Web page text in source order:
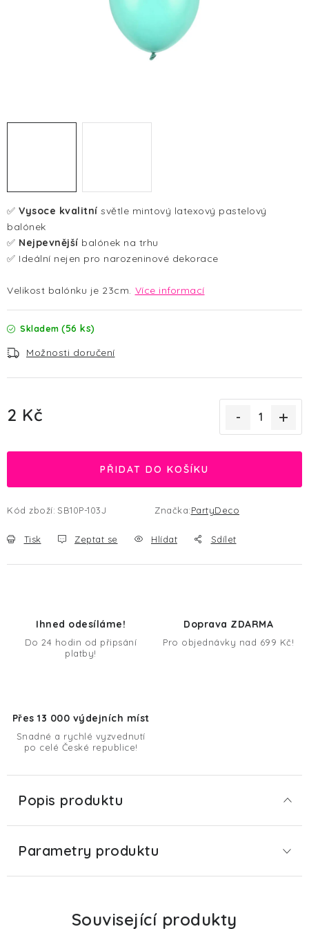
✅ Vysoce kvalitní světle mintový latexový pastelový
balónek
✅ Nejpevnější balónek na trhu
✅ Ideální nejen pro narozeninové dekorace
Velikost balónku je 23cm. Více informací
Skladem (56 ks)
Možnosti doručení
2 Kč
PŘIDAT DO KOŠÍKU
Kód zboží: SB10P-103J Značka:PartyDeco
Tisk Zeptat se Hlídat Sdílet
Ihned odesíláme!
Do 24 hodin od připsání
platby!
Doprava ZDARMA
Pro objednávky nad 699 Kč!
Přes 13 000 výdejních míst
Snadné a rychlé vyzvednutí
po celé České republice!
Popis produktu
Parametry produktu
Související produkty